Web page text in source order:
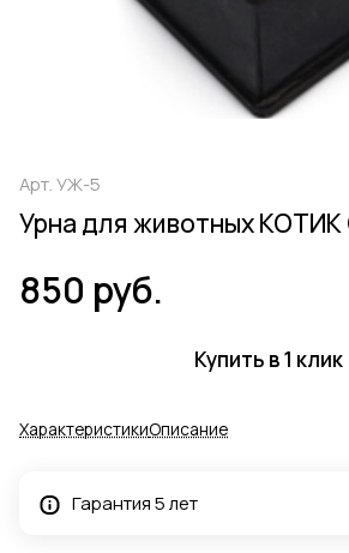
Арт. УЖ-5
Урна для животных
850 руб.
Купить в 1 клик
ХарактеристикиОписание
Гарантия 5 лет